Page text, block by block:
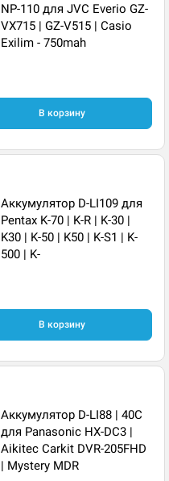
NP-110 для JVC Everio GZ-
VX715 | GZ-V515 | Casio
Exilim - 750mah
В корзину
Аккумулятор D-LI109 для
Pentax K-70 | K-R | K-30 |
K30 | K-50 | K50 | K-S1 | K-
500 | K-
В корзину
Аккумулятор D-LI88 | 40C
для Panasonic HX-DC3 |
Aikitec Carkit DVR-205FHD
| Mystery MDR